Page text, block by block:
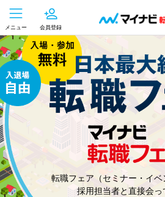
メニュー 会員登録
転職フェア（セミナー・イベ
採用担当者と直接会っ